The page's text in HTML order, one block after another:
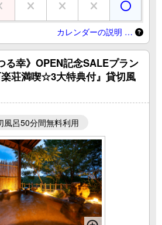
カレンダーの説明 …
幸》OPEN記念SALEプラン
荘満喫☆3大特典付』貸切風
風呂50分間無料利用